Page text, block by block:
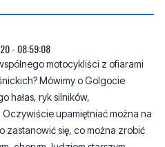
motocykliści z ofiarami
hałas, ryk silników,
upamiętniać można na
się, co można zrobić
chorym, ludziom starszym,
bo oni jeszcze żyją, są obok
ten hałas nie uderza w tą